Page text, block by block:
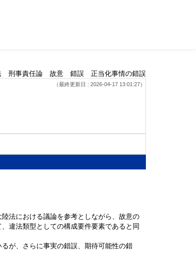
刑事責任論 故意 錯誤 正当化事情の錯誤
（最終更新日 : 2026-04-17 13:01:27）
法における議論を参考としながら、故意の
違法類型としての構成要件要素であると同
が、さらに事実の錯誤、期待可能性の錯